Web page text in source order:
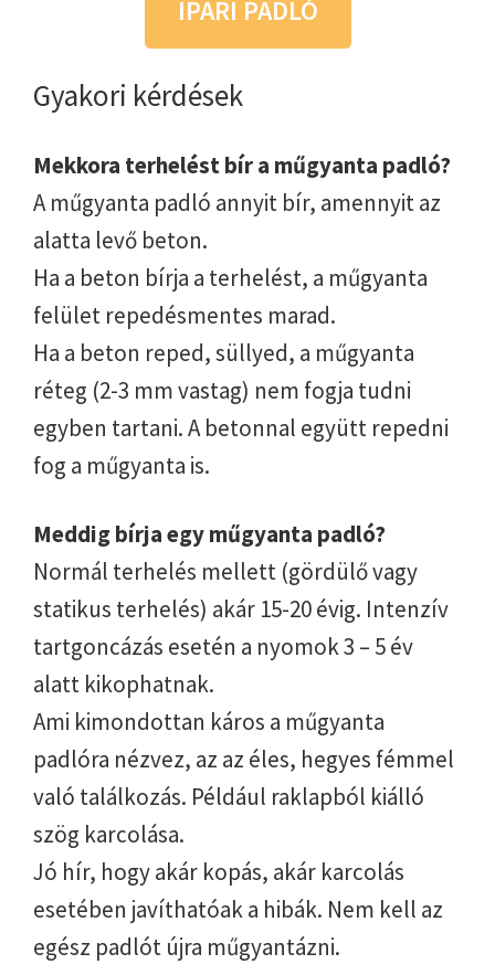
IPARI PADLÓ
Gyakori kérdések
Mekkora terhelést bír a műgyanta padló?
A műgyanta padló annyit bír, amennyit az
alatta levő beton.
Ha a beton bírja a terhelést, a műgyanta
felület repedésmentes marad.
Ha a beton reped, süllyed, a műgyanta
réteg (2-3 mm vastag) nem fogja tudni
egyben tartani. A betonnal együtt repedni
fog a műgyanta is.
Meddig bírja egy műgyanta padló?
Normál terhelés mellett (gördülő vagy
statikus terhelés) akár 15-20 évig. Intenzív
tartgoncázás esetén a nyomok 3 – 5 év
alatt kikophatnak.
Ami kimondottan káros a műgyanta
padlóra nézvez, az az éles, hegyes fémmel
való találkozás. Például raklapból kiálló
szög karcolása.
Jó hír, hogy akár kopás, akár karcolás
esetében javíthatóak a hibák. Nem kell az
egész padlót újra műgyantázni.